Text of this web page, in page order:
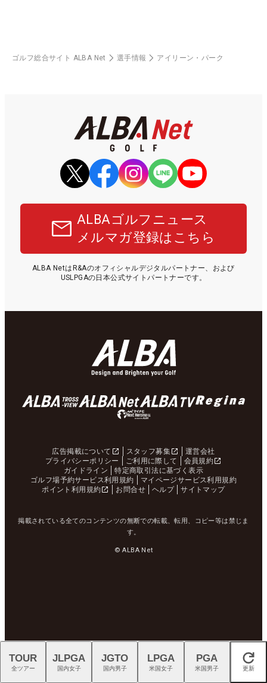
ゴルフ総合サイト ALBA Net 選手情報 アイリーン・パーク
ALBAゴルフニュース
メルマガ登録はこちら
ALBA NetはR&Aのオフィシャルデジタルパートナー、および
USLPGAの日本公式サイトパートナーです。
広告掲載について スタッフ募集
運営会社
プライバシーポリシー
ご利用に際して
会員規約
ガイドライン
特定商取引法に基づく表示
ゴルフ場予約サービス利用規約
マイページサービス利用規約
ポイント利用規約
お問合せ ヘルプ サイトマップ
掲載されている全てのコンテンツの無断での転載、転用、コピー等は禁じま
す。
© ALBA Net
閉じる
TOUR
全ツアー
JLPGA
国内女子
JGTO
国内男子
LPGA
米国女子
PGA
米国男子 更新